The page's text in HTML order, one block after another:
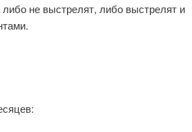
не выстрелят, либо выстрелят и